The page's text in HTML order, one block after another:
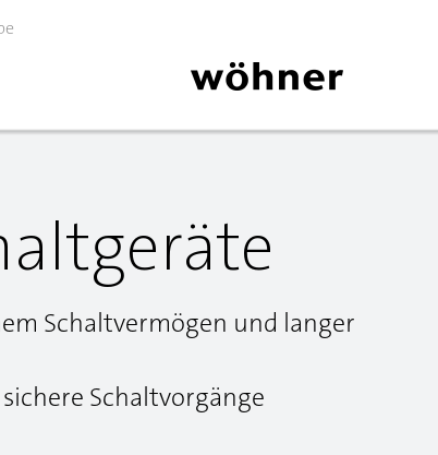
Schaltvermögen und langer
Schaltvorgänge